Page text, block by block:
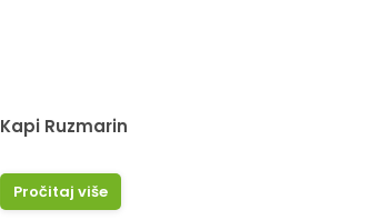
Kapi Ruzmarin
Pročitaj više